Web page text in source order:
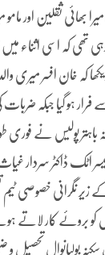
بھائی ثقلین اور مامو
رہی تھی کہ اسی اثناء
کہ خان افسر میری
فرار ہو گیا جبکہ
باہتر پولیس نے فوری
اٹک ڈاکٹر سردار
کے زیر نگرانی خصوصی
کو بروئے کار لاتے
بولیانوال تحصیل و